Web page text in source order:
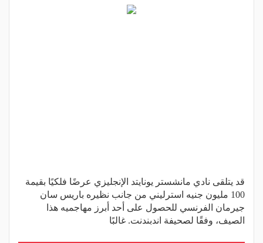
قد يتلقى نادي مانشستر يونايتد الإنجليزي عرضًا فلكيًا بقيمة
100 مليون جنيه استرليني من جانب نظيره باريس سان
جيرمان الفرنسي للحصول على أحد أبرز مهاجميه هذا
الصيف، وفقًا لصحيفة اندبندنت. غالبًا